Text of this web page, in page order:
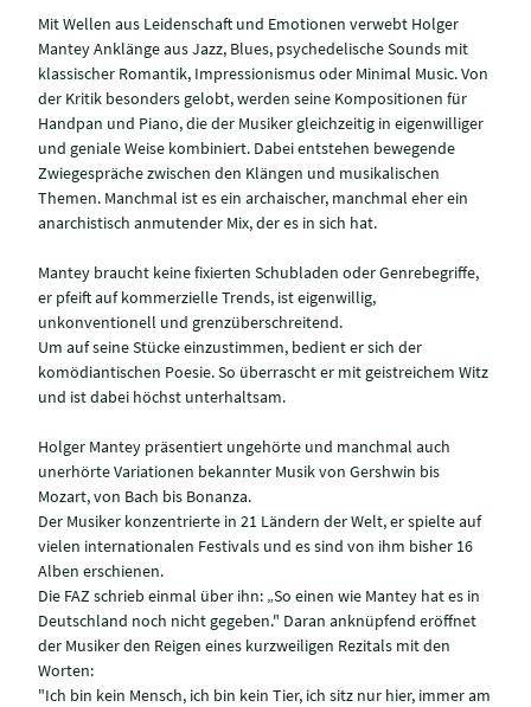
Mit Wellen aus Leidenschaft und Emotionen verwebt Holger
Mantey Anklänge aus Jazz, Blues, psychedelische Sounds mit
klassischer Romantik, Impressionismus oder Minimal Music. Von
der Kritik besonders gelobt, werden seine Kompositionen für
Handpan und Piano, die der Musiker gleichzeitig in eigenwilliger
und geniale Weise kombiniert. Dabei entstehen bewegende
Zwiegespräche zwischen den Klängen und musikalischen
Themen. Manchmal ist es ein archaischer, manchmal eher ein
anarchistisch anmutender Mix, der es in sich hat.
Mantey braucht keine fixierten Schubladen oder Genrebegriffe,
er pfeift auf kommerzielle Trends, ist eigenwillig,
unkonventionell und grenzüberschreitend.
Um auf seine Stücke einzustimmen, bedient er sich der
komödiantischen Poesie. So überrascht er mit geistreichem Witz
und ist dabei höchst unterhaltsam.
Holger Mantey präsentiert ungehörte und manchmal auch
unerhörte Variationen bekannter Musik von Gershwin bis
Mozart, von Bach bis Bonanza.
Der Musiker konzentrierte in 21 Ländern der Welt, er spielte auf
vielen internationalen Festivals und es sind von ihm bisher 16
Alben erschienen.
Die FAZ schrieb einmal über ihn: „So einen wie Mantey hat es in
Deutschland noch nicht gegeben." Daran anknüpfend eröffnet
der Musiker den Reigen eines kurzweiligen Rezitals mit den
Worten:
"Ich bin kein Mensch, ich bin kein Tier, ich sitz nur hier, immer am